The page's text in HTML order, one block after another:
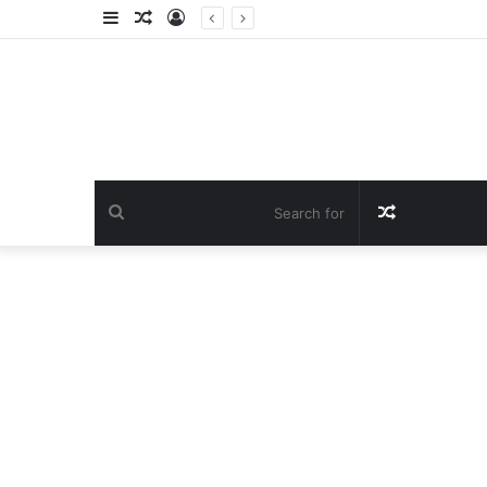
Random Log
Random